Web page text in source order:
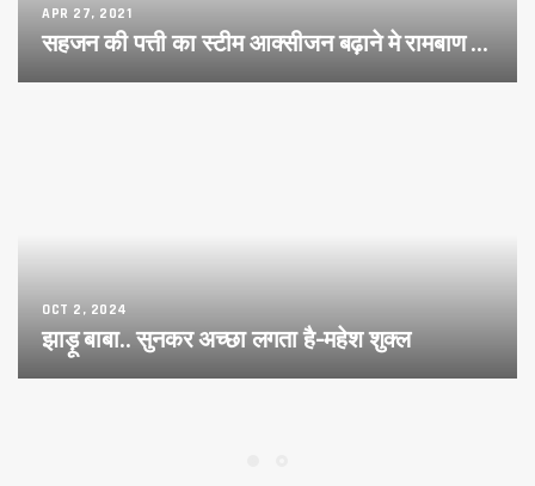
APR 27, 2021
सहजन की पत्ती का स्टीम आक्सीजन बढ़ाने मे रामबाण ...
OCT 2, 2024
झाड़ू बाबा.. सुनकर अच्छा लगता है-महेश शुक्ल